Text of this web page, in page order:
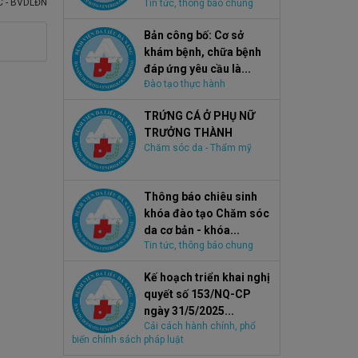
- BVDLĐN Tin tức, thông báo chung
Bản công bố: Cơ sở
khám bệnh, chữa bệnh
đáp ứng yêu cầu là...
Đào tạo thực hành
TRỨNG CÁ Ở PHỤ NỮ
TRƯỞNG THÀNH
Chăm sóc da - Thẩm mỹ
Thông báo chiêu sinh
khóa đào tạo Chăm sóc
da cơ bản - khóa...
Tin tức, thông báo chung
Kế hoạch triển khai nghị
quyết số 153/NQ-CP
ngày 31/5/2025...
Cải cách hành chính, phổ
biến chính sách pháp luật